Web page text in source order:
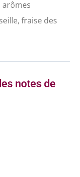
arômes
fraise des
notes de